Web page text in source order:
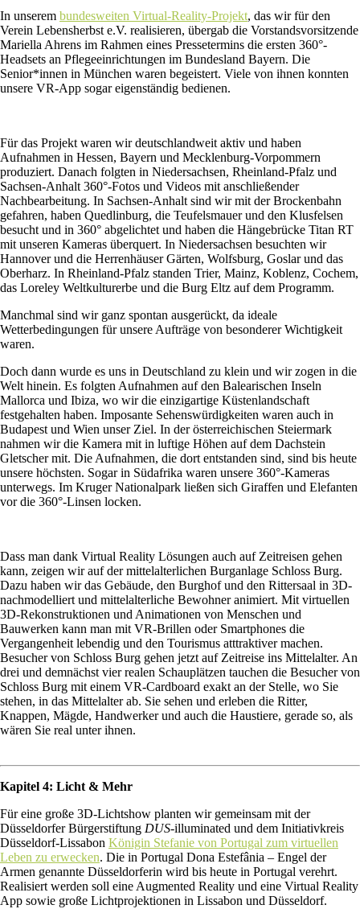
In unserem bundesweiten Virtual-Reality-Projekt, das wir für den
Verein Lebensherbst e.V. realisieren, übergab die Vorstandsvorsitzende
Mariella Ahrens im Rahmen eines Pressetermins die ersten 360°-
Headsets an Pflegeeinrichtungen im Bundesland Bayern. Die
Senior*innen in München waren begeistert. Viele von ihnen konnten
unsere VR-App sogar eigenständig bedienen.
Für das Projekt waren wir deutschlandweit aktiv und haben
Aufnahmen in Hessen, Bayern und Mecklenburg-Vorpommern
produziert. Danach folgten in Niedersachsen, Rheinland-Pfalz und
Sachsen-Anhalt 360°-Fotos und Videos mit anschließender
Nachbearbeitung. In Sachsen-Anhalt sind wir mit der Brockenbahn
gefahren, haben Quedlinburg, die Teufelsmauer und den Klusfelsen
besucht und in 360° abgelichtet und haben die Hängebrücke Titan RT
mit unseren Kameras überquert. In Niedersachsen besuchten wir
Hannover und die Herrenhäuser Gärten, Wolfsburg, Goslar und das
Oberharz. In Rheinland-Pfalz standen Trier, Mainz, Koblenz, Cochem,
das Loreley Weltkulturerbe und die Burg Eltz auf dem Programm.
Manchmal sind wir ganz spontan ausgerückt, da ideale
Wetterbedingungen für unsere Aufträge von besonderer Wichtigkeit
waren.
Doch dann wurde es uns in Deutschland zu klein und wir zogen in die
Welt hinein. Es folgten Aufnahmen auf den Balearischen Inseln
Mallorca und Ibiza, wo wir die einzigartige Küstenlandschaft
festgehalten haben. Imposante Sehenswürdigkeiten waren auch in
Budapest und Wien unser Ziel. In der österreichischen Steiermark
nahmen wir die Kamera mit in luftige Höhen auf dem Dachstein
Gletscher mit. Die Aufnahmen, die dort entstanden sind, sind bis heute
unsere höchsten. Sogar in Südafrika waren unsere 360°-Kameras
unterwegs. Im Kruger Nationalpark ließen sich Giraffen und Elefanten
vor die 360°-Linsen locken.
Dass man dank Virtual Reality Lösungen auch auf Zeitreisen gehen
kann, zeigen wir auf der mittelalterlichen Burganlage Schloss Burg.
Dazu haben wir das Gebäude, den Burghof und den Rittersaal in 3D-
nachmodelliert und mittelalterliche Bewohner animiert. Mit virtuellen
3D-Rekonstruktionen und Animationen von Menschen und
Bauwerken kann man mit VR-Brillen oder Smartphones die
Vergangenheit lebendig und den Tourismus atttraktiver machen.
Besucher von Schloss Burg gehen jetzt auf Zeitreise ins Mittelalter. An
drei und demnächst vier realen Schauplätzen tauchen die Besucher von
Schloss Burg mit einem VR-Cardboard exakt an der Stelle, wo Sie
stehen, in das Mittelalter ab. Sie sehen und erleben die Ritter,
Knappen, Mägde, Handwerker und auch die Haustiere, gerade so, als
wären Sie real unter ihnen.
Kapitel 4: Licht & Mehr
Für eine große 3D-Lichtshow planten wir gemeinsam mit der
Düsseldorfer Bürgerstiftung DUS-illuminated und dem Initiativkreis
Düsseldorf-Lissabon Königin Stefanie von Portugal zum virtuellen
Leben zu erwecken. Die in Portugal Dona Estefânia – Engel der
Armen genannte Düsseldorferin wird bis heute in Portugal verehrt.
Realisiert werden soll eine Augmented Reality und eine Virtual Reality
App sowie große Lichtprojektionen in Lissabon und Düsseldorf.